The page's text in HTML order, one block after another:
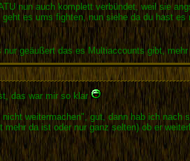
nun auch komplett verbündet, weil sie
es ums fighten, nun siehe da du hast
geäußert das es Multiaccounts gibt,
das war mir so klar
weitermachen", gut, dann hab ich nach
da ist oder nur ganz selten) ob er